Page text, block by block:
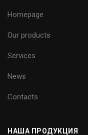
Homepage
Our products
Services
News
Contacts
НАША ПРОДУКЦИЯ